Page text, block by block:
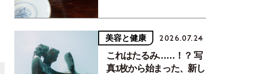
美容と健康 2026.07.24
これはたるみ……！？ 写
真1枚から始まった、新し